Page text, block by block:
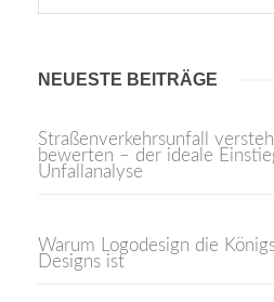
NEUESTE BEITRÄGE
Straßenverkehrsunfall
bewerten – der ideale
Unfallanalyse
Warum Logodesign die
Designs ist